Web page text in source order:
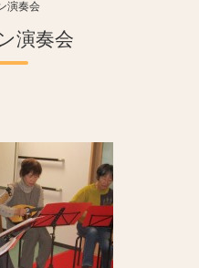
演奏会
演奏会